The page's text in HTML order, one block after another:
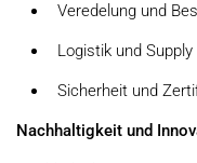
Veredelung und
Logistik und Supply
Sicherheit und
Nachhaltigkeit und